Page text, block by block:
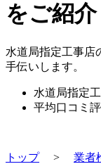
をご紹介
水道局指定工事店
手伝いします。
水道局指定
平均口コミ
トップ> 業者